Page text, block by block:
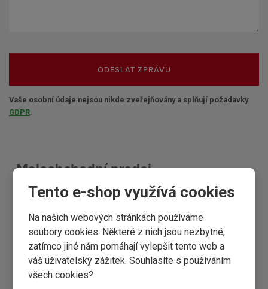
Tento e-shop využívá cookies
Na našich webových stránkách používáme
soubory cookies. Některé z nich jsou nezbytné,
zatímco jiné nám pomáhají vylepšit tento web a
váš uživatelský zážitek. Souhlasíte s používáním
všech cookies?
ODESLAT ZPRÁVU
Vaše osobní údaje nejsou nikde zveřejňovány a splňují požadavky
GDPR.
Maloobchodní prodej
OTEVÍRACÍ DOBA
Pondělí:
7.30–16:30
Úterý:
7.30–16:30
Středa:
7.30–16:30
Čtvrtek: